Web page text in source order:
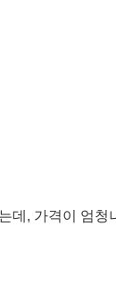
데, 가격이 엄청